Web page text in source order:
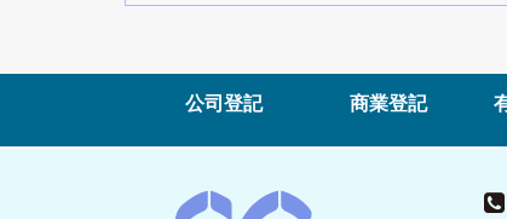
公司登記 商業登記